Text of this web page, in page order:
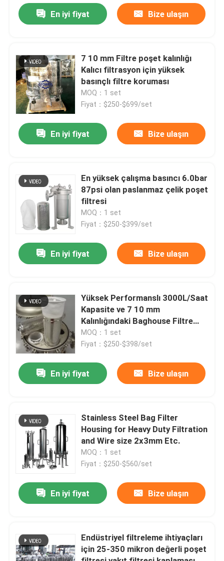
Ürünler
videolar
Hakkımızda
Kalite kontrol
Bize Ulaşın
Bir teklif isteği
Endüstriyel Hepa Filtre
En iyi fiyat Bize ulaşın
7 10 mm Filtre poşet kalınlığı
Kalıcı filtrasyon için yüksek
basınçlı filtre koruması
MOQ：1 set
Fiyat：$250-$699/set
En iyi fiyat Bize ulaşın
En yüksek çalışma basıncı 6.0bar
87psi olan paslanmaz çelik poşet
filtresi
MOQ：1 set
Fiyat：$250-$399/set
En iyi fiyat Bize ulaşın
Yüksek Performanslı 3000L/Saat
Kapasite ve 7 10 mm
Kalınlığındaki Baghouse Filtre
Kafesleri
MOQ：1 set
Fiyat：$250-$398/set
En iyi fiyat Bize ulaşın
Stainless Steel Bag Filter
Housing for Heavy Duty Filtration
and Wire size 2x3mm Etc.
MOQ：1 set
Fiyat：$250-$560/set
En iyi fiyat Bize ulaşın
Endüstriyel filtreleme ihtiyaçları
için 25-350 mikron değerli poşet